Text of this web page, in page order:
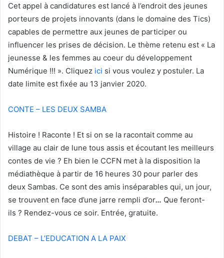
Cet appel à candidatures est lancé à l’endroit des jeunes
porteurs de projets innovants (dans le domaine des Tics)
capables de permettre aux jeunes de participer ou
influencer les prises de décision. Le thème retenu est « La
jeunesse & les femmes au coeur du développement
Numérique !!! ». Cliquez ici si vous voulez y postuler. La
date limite est fixée au 13 janvier 2020.
CONTE – LES DEUX SAMBA
Histoire ! Raconte ! Et si on se la racontait comme au
village au clair de lune tous assis et écoutant les meilleurs
contes de vie ? Eh bien le CCFN met à la disposition la
médiathèque à partir de 16 heures 30 pour parler des
deux Sambas. Ce sont des amis inséparables qui, un jour,
se trouvent en face d’une jarre rempli d’or… Que feront-
ils ? Rendez-vous ce soir. Entrée, gratuite.
DEBAT – L’EDUCATION A LA PAIX